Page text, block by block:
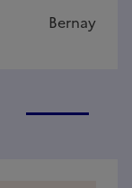
Bernay